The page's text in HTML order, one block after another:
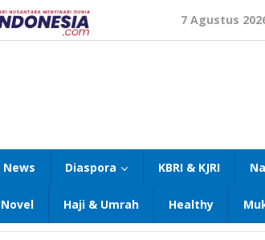
7 Agustus
News Diaspora KBRI & KJRI
Novel Haji & Umrah Healthy